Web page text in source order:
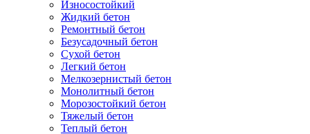
Износостойкий
Жидкий бетон
Ремонтный бетон
Безусадочный бетон
Сухой бетон
Легкий бетон
Мелкозернистый бетон
Монолитный бетон
Морозостойкий бетон
Тяжелый бетон
Теплый бетон